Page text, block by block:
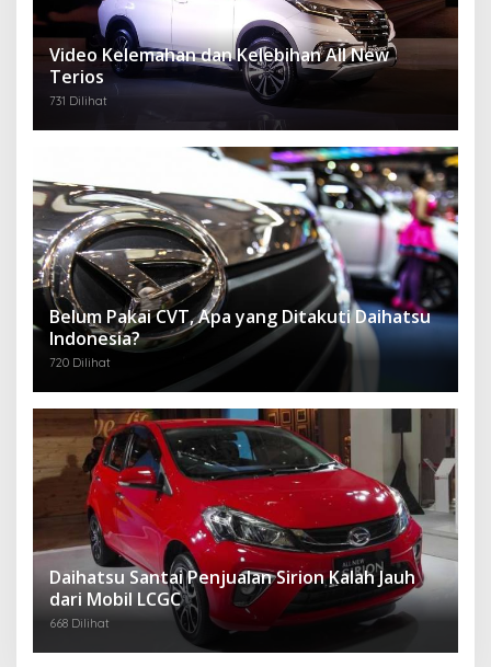
Video Kelemahan dan Kelebihan All New
Terios
731 Dilihat
Belum Pakai CVT, Apa yang Ditakuti Daihatsu
Indonesia?
720 Dilihat
Daihatsu Santai Penjualan Sirion Kalah Jauh
dari Mobil LCGC
668 Dilihat